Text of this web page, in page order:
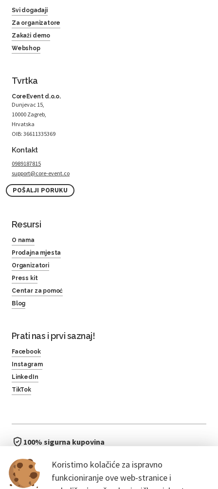
Koristimo kolačiće za ispravno
funkcioniranje ove web-stranice i
Svi događaji
Za organizatore
Zakaži demo
Webshop
Tvrtka
CoreEvent d.o.o.
Dunjevac 15,
10000 Zagreb,
Hrvatska
OIB: 36611335369
Kontakt
0989187815
support@core-event.co
POŠALJI PORUKU
Resursi
O nama
Prodajna mjesta
Organizatori
Press kit
Centar za pomoć
Blog
Prati nas i prvi saznaj!
Facebook
Instagram
LinkedIn
TikTok
100% sigurna kupovina
bez čekanja u redu